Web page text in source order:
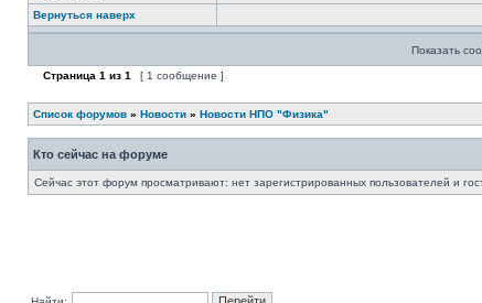
Вернуться наверх
Показать
Страница 1 из 1 [ 1 сообщение ]
Список форумов » Новости » Новости НПО "Физика"
Кто сейчас на форуме
Сейчас этот форум просматривают: нет зарегистрированных пользователей и